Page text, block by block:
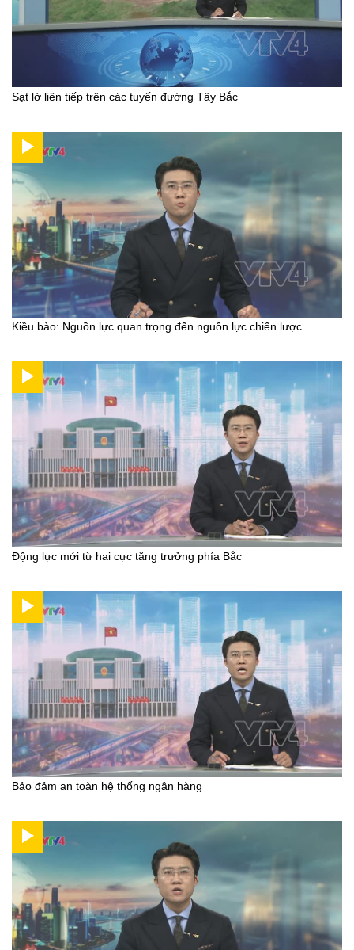
Sạt lở liên tiếp trên các tuyến đường Tây Bắc
Kiều bào: Nguồn lực quan trọng đến nguồn lực chiến lược
Động lực mới từ hai cực tăng trưởng phía Bắc
Bảo đảm an toàn hệ thống ngân hàng